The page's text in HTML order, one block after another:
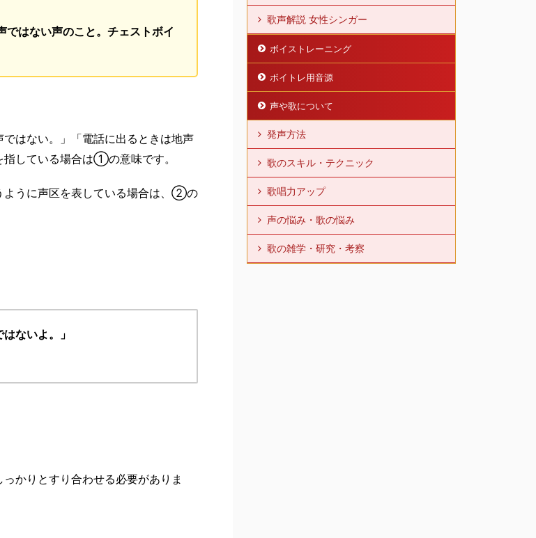
ではない声のこと。チェストボイ
はない。」「電話に出るときは地声
している場合は①の意味です。
ように声区を表している場合は、②の
ないよ。」
かりとすり合わせる必要がありま
歌声解説 女性シンガー
ボイストレーニング
ボイトレ用音源
声や歌について
発声方法
歌のスキル・テクニック
歌唱力アップ
声の悩み・歌の悩み
歌の雑学・研究・考察